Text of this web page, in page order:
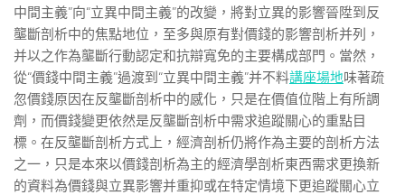
中間主義”向“立異中間主義”的改變，將對立異的影響晉陞到反
壟斷剖析中的焦點地位，至多與原有對價錢的影響剖析并列，
并以之作為壟斷行動認定和抗辯寬免的主要構成部門。當然，
從“價錢中間主義”過渡到“立異中間主義”并不料講座場地味著疏
忽價錢原因在反壟斷剖析中的感化，只是在價值位階上有所調
劑，而價錢變更依然是反壟斷剖析中需求追蹤關心的重點目
標。在反壟斷剖析方式上，經濟剖析仍將作為主要的剖析方法
之一，只是本來以價錢剖析為主的經濟學剖析東西需求更換新
的資料為價錢與立異影響并重抑或在特定情境下更追蹤關心立